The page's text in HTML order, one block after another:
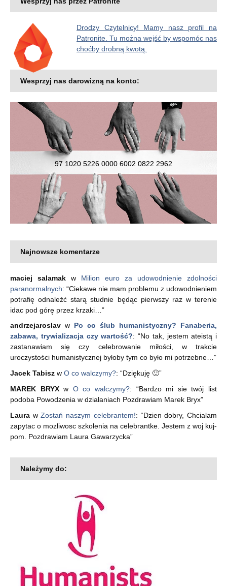
Drodzy Czytelnicy! Mamy nasz profil na
Patronite. Tu można wejść by wspomóc nas
choćby drobną kwotą.
Wesprzyj nas darowizną na konto:
97 1020 5226 0000 6002 0822 2962
Najnowsze komentarze
maciej salamak w Milion euro za udowodnienie zdolności
paranormalnych: “Ciekawe nie mam problemu z udowodnieniem
potrafię odnaleźć starą studnie będąc pierwszy raz w terenie
idac pod górę przez krzaki… ”
andrzejaroslav w Po co ślub humanistyczny? Fanaberia,
zabawa, trywializacja czy wartość?: “No tak, jestem ateistą i
zastanawiam się czy celebrowanie miłości, w trakcie
uroczystości humanistycznej byłoby tym co było mi potrzebne…”
Jacek Tabisz w O co walczymy?: “Dziękuję 🙂”
MAREK BRYXw O co walczymy?: “Bardzo mi sie twój list
podoba Powodzenia w działaniach Pozdrawiam Marek Bryx”
Laura wZostań naszym celebrantem!: “Dzien dobry, Chcialam
zapytac o mozliwosc szkolenia na celebrantke. Jestem z woj kuj-
pom. Pozdrawiam Laura Gawarzycka”
Należymy do: